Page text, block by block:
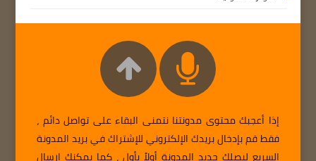
إذا أعجبك محتوى مدونتنا نتمنى البقاء على تواصل دائم ،
فقط قم بإدخال بريدك الإلكتروني للإشتراك في بريد المدونة
السريع ليصلك جديد المدونة أولاً بأول ، كما يمكنك إرسال